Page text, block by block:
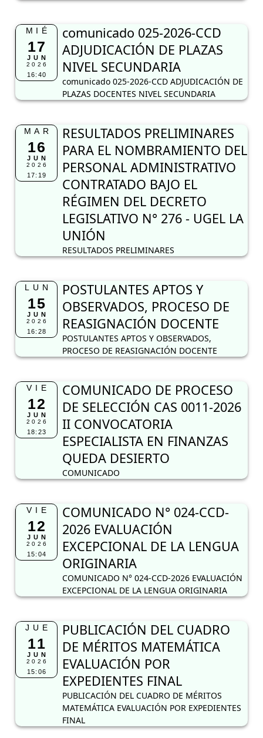
MIÉ
17
JUN
2026
16:40
comunicado 025-2026-CCD
ADJUDICACIÓN DE PLAZAS
NIVEL SECUNDARIA
comunicado 025-2026-CCD ADJUDICACIÓN DE
PLAZAS DOCENTES NIVEL SECUNDARIA
MAR
16
JUN
2026
17:19
RESULTADOS PRELIMINARES
PARA EL NOMBRAMIENTO DEL
PERSONAL ADMINISTRATIVO
CONTRATADO BAJO EL
RÉGIMEN DEL DECRETO
LEGISLATIVO N° 276 - UGEL LA
UNIÓN
RESULTADOS PRELIMINARES
LUN
15
JUN
2026
16:28
POSTULANTES APTOS Y
OBSERVADOS, PROCESO DE
REASIGNACIÓN DOCENTE
POSTULANTES APTOS Y OBSERVADOS,
PROCESO DE REASIGNACIÓN DOCENTE
VIE
12
JUN
2026
18:23
COMUNICADO DE PROCESO
DE SELECCIÓN CAS 0011-2026
II CONVOCATORIA
ESPECIALISTA EN FINANZAS
QUEDA DESIERTO
COMUNICADO
VIE
12
JUN
2026
15:04
COMUNICADO N° 024-CCD-
2026 EVALUACIÓN
EXCEPCIONAL DE LA LENGUA
ORIGINARIA
COMUNICADO N° 024-CCD-2026 EVALUACIÓN
EXCEPCIONAL DE LA LENGUA ORIGINARIA
JUE
11
JUN
2026
15:06
PUBLICACIÓN DEL CUADRO
DE MÉRITOS MATEMÁTICA
EVALUACIÓN POR
EXPEDIENTES FINAL
PUBLICACIÓN DEL CUADRO DE MÉRITOS
MATEMÁTICA EVALUACIÓN POR EXPEDIENTES
FINAL